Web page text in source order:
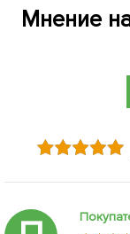
Мнение